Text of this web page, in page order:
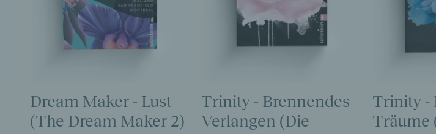
Dream Maker - Lust
(The Dream Maker 2)
Trinity - Brennendes
Verlangen (Die
Trinity -
Träume